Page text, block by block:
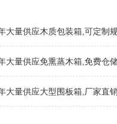
大量供应木质包装箱,可定制
大量供应免熏蒸木箱,免费仓
大量供应大型围板箱,厂家直